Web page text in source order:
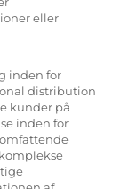
eller
inden for
distribution
kunder på
inden for